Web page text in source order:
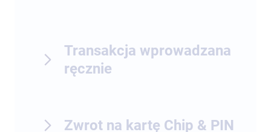
Transakcja wprowadzana
ręcznie
Zwrot na kartę Chip & PIN